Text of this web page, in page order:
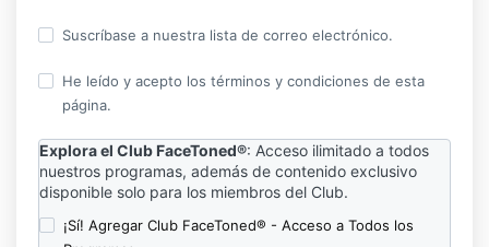
Suscríbase a nuestra lista de correo electrónico.
He leído y acepto los términos y condiciones de esta
página.
Explora el Club FaceToned®: Acceso ilimitado a todos
nuestros programas, además de contenido exclusivo
disponible solo para los miembros del Club.
¡Sí! Agregar Club FaceToned® - Acceso a Todos los